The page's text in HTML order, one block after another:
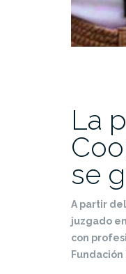
La
se
A partir
juzgado
con
Fundación